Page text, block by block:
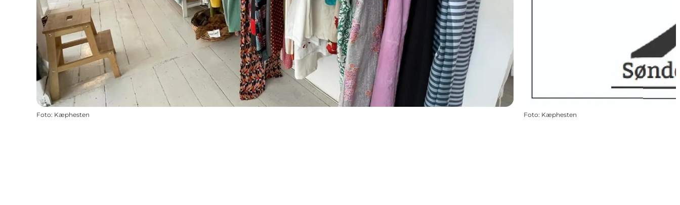
Foto: Kæphesten Foto: Kæphesten